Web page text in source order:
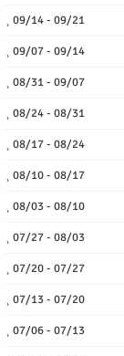
09/14 - 09/21
09/07 - 09/14
08/31 - 09/07
08/24 - 08/31
08/17 - 08/24
08/10 - 08/17
08/03 - 08/10
07/27 - 08/03
07/20 - 07/27
07/13 - 07/20
07/06 - 07/13